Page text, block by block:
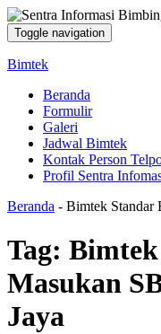
Toggle navigation
Bimtek
Beranda
Formulir
Galeri
Jadwal Bimtek
Kontak Person
Profil Sentra
Beranda - Bimtek Standar
Tag:
Masukan
Jaya